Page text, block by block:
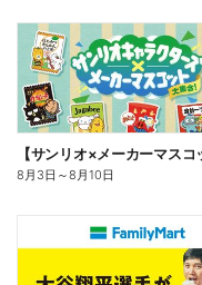
8月3日 ～8月10日